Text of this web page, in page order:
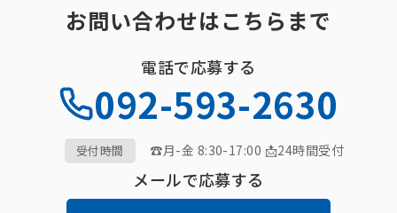
お問い合わせはこちらまで
電話で応募する
092-593-2630
受付時間 ☎月-金 8:30-17:00 📩24時間受付
メールで応募する